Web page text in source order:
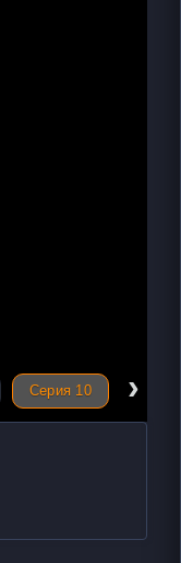
Серия 10 ›